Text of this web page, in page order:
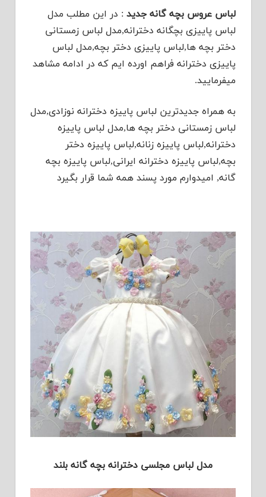
لباس عروس بچه گانه جدید : در این مطلب مدل
لباس پاییزی بچگانه دخترانه,مدل لباس زمستانی
دختر بچه ها,لباس پاییزی دختر بچه,مدل لباس
پاییزی دخترانه فراهم اورده ایم که در ادامه مشاهد
میفرمایید.
به همراه جدیدترین لباس پاییزه دخترانه نوزادی,مدل
لباس زمستانی دختر بچه ها,مدل لباس پاییزه
دخترانه,لباس پاییزه زنانه,لباس پاییزه دختر
بچه,لباس پاییزه دخترانه ایرانی,لباس پاییزه بچه
گانه, امیدوارم مورد پسند همه شما قرار بگیرد
مدل لباس مجلسی دخترانه بچه گانه بلند